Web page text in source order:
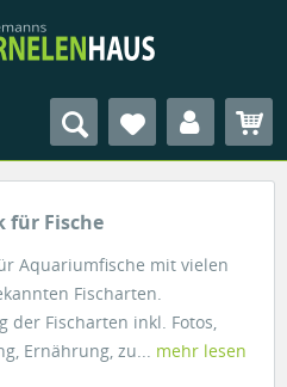
für Fische
Aquariumfische mit vielen
Fischarten.
der Fischarten inkl. Fotos,
Ernährung, zu... mehr lesen